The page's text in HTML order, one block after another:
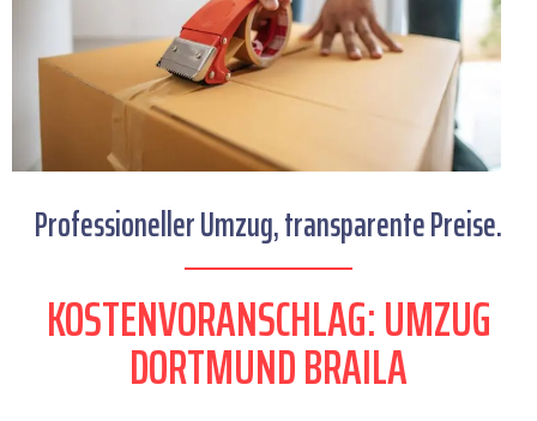
Professioneller Umzug, transparente Preise.
KOSTENVORANSCHLAG: UMZUG
DORTMUND BRAILA